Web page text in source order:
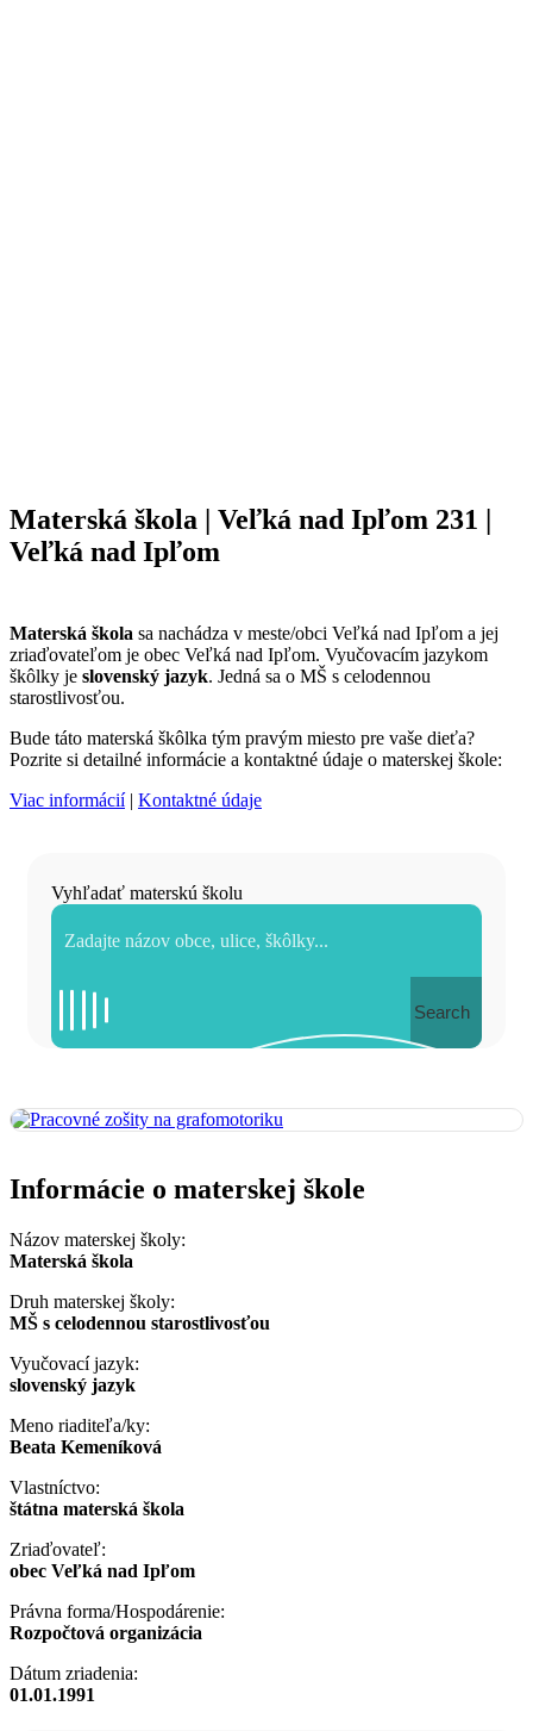
Materská škola | Veľká nad Ipľom 231 |
Veľká nad Ipľom
Materská škola sa nachádza v meste/obci Veľká nad Ipľom a jej
zriaďovateľom je obec Veľká nad Ipľom. Vyučovacím jazykom
škôlky je slovenský jazyk. Jedná sa o MŠ s celodennou
starostlivosťou.
Bude táto materská škôlka tým pravým miesto pre vaše dieťa?
Pozrite si detailné informácie a kontaktné údaje o materskej škole:
Viac informácií| Kontaktné údaje
Vyhľadať materskú školu
Search
Informácie o materskej škole
Názov materskej školy:
Materská škola
Druh materskej školy:
MŠ s celodennou starostlivosťou
Vyučovací jazyk:
slovenský jazyk
Meno riaditeľa/ky:
Beata Kemeníková
Vlastníctvo:
štátna materská škola
Zriaďovateľ:
obec Veľká nad Ipľom
Právna forma/Hospodárenie:
Rozpočtová organizácia
Dátum zriadenia:
01.01.1991